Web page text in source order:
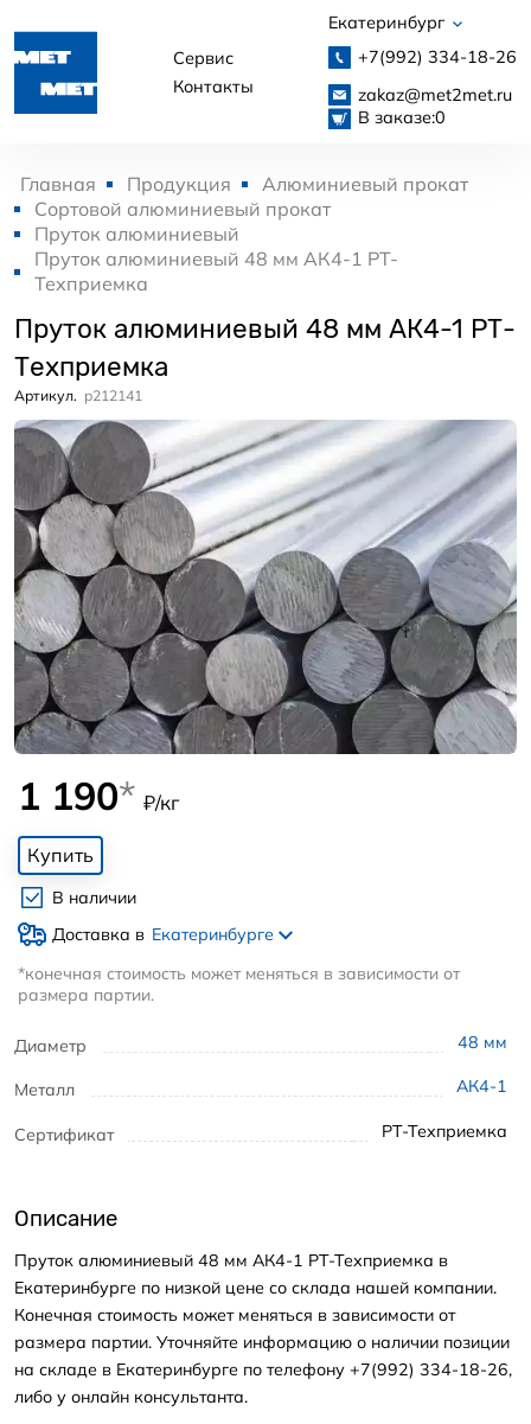
Сервис
Контакты
Екатеринбург
+7(992) 334-18-26
zakaz@met2met.ru
В заказе:0
Главная Продукция
Алюминиевый прокат
Сортовой алюминиевый прокат
Пруток алюминиевый
Пруток алюминиевый 48 мм АК4-1 РТ-
Техприемка
Пруток алюминиевый 48 мм АК4-1 РТ-
Техприемка
Артикул. p212141
Диаметр 48 мм
Металл АК4-1
Сертификат РТ-Техприемка
1 190* ₽/кг
Купить
В наличии
Доставка в Екатеринбурге
*конечная стоимость может меняться в зависимости от
размера партии.
Описание
Пруток алюминиевый 48 мм АК4-1 РТ-Техприемка в
Екатеринбурге по низкой цене со склада нашей компании.
Конечная стоимость может меняться в зависимости от
размера партии. Уточняйте информацию о наличии позиции
на складе в Екатеринбурге по телефону +7(992) 334-18-26,
либо у онлайн консультанта.